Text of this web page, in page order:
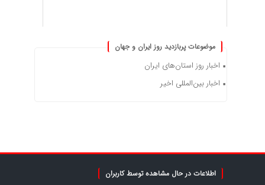
موضوعات پربازدید روز ایران و جهان
اخبار روز استان‌های ایران
اخبار بین‌المللی اخیر
اطلاعات در حال مشاهده توسط کاربران